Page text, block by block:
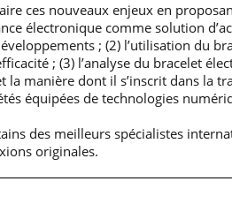
ces nouveaux enjeux en
électronique comme solution
; (2) l’utilisation du
; (3) l’analyse du bracelet
la manière dont il s’inscrit dans la
équipées de technologies
des meilleurs spécialistes
originales.